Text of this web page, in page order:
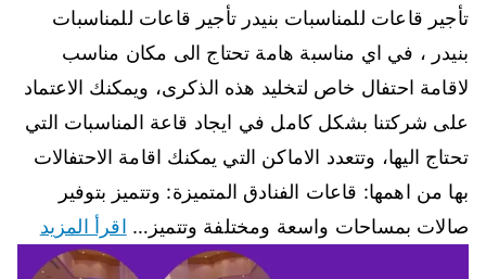
تأجير قاعات للمناسبات بنيدر تأجير قاعات للمناسبات
بنيدر ، في اي مناسبة هامة تحتاج الى مكان مناسب
لاقامة احتفال خاص لتخليد هذه الذكرى، ويمكنك الاعتماد
على شركتنا بشكل كامل في ايجاد قاعة المناسبات التي
تحتاج اليها، وتتعدد الاماكن التي يمكنك اقامة الاحتفالات
بها من اهمها: قاعات الفنادق المتميزة: وتتميز بتوفير
صالات بمساحات واسعة ومختلفة وتتميز… اقرأ المزيد